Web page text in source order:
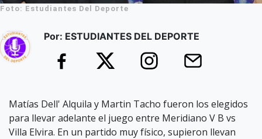
Foto: Estudiantes Del Deporte
Por: ESTUDIANTES DEL DEPORTE
Matías Dell' Alquila y Martin Tacho fueron los elegidos
para llevar adelante el juego entre Meridiano V B vs
Villa Elvira. En un partido muy físico, supieron llevan